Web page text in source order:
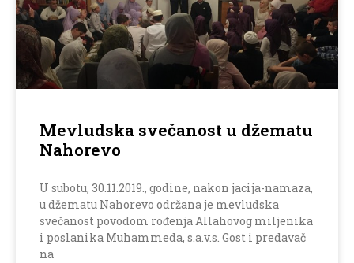
Mevludska svečanost u džematu
Nahorevo
U subotu, 30.11.2019., godine, nakon jacija-namaza,
u džematu Nahorevo održana je mevludska
svečanost povodom rođenja Allahovog miljenika
i poslanika Muhammeda, s.a.v.s. Gost i predavač
na